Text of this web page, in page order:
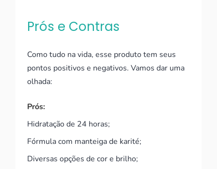
Prós e Contras
Como tudo na vida, esse produto tem seus
pontos positivos e negativos. Vamos dar uma
olhada:
Prós:
Hidratação de 24 horas;
Fórmula com manteiga de karité;
Diversas opções de cor e brilho;